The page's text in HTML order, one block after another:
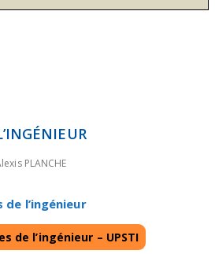
PLANCHE
de l’ingénieur
de l’ingénieur – UPSTI